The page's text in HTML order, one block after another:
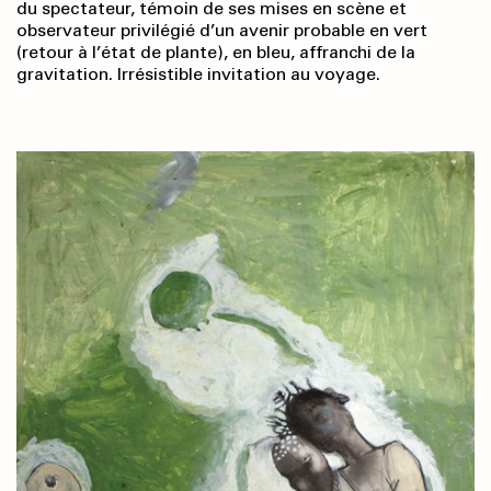
du spectateur, témoin de ses mises en scène et
observateur privilégié d’un avenir probable en vert
(retour à l’état de plante), en bleu, affranchi de la
gravitation. Irrésistible invitation au voyage.